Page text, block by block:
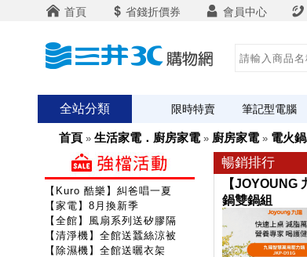
首頁 省錢折價券 會員中心
全站分類 限時特賣 筆記型電腦
首頁 » 生活家電．廚房家電» 廚房家電» 電火
暢銷排行
【JOYOUNG
鍋雙鍋組
【Kuro 酷樂】糾爸唱一夏
【家電】8月換新季
【全館】風扇系列送矽膠隔熱組
【清淨機】全館送蠶絲涼被
【除濕機】全館送曬衣架